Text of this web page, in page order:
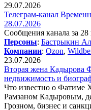
29.07.2026
Телеграм-канал
28.07.2026
Сообщения канала за
Персоны: Бастрыкин
Компании: Ozon,
23.07.2026
Вторая жена Кадырова
недвижимость и
Что известно о Фатиме
Рамзаном Кадыровым,
Грозном, бизнес и